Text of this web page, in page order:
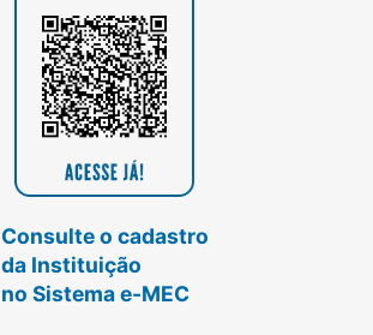
Consulte o cadastro
da Instituição
no Sistema e-MEC